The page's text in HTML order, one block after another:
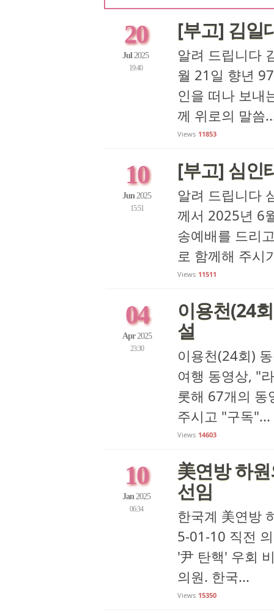
20
Jul 2025
19:40
[부고] 김일
알려 드립니다
월 21일 향년
인을 떠나 보내
께 위로의 말씀
Views 11853
10
Jun 2025
15:51
[부고] 심인
알려 드립니다
께서 2025년 6
송예배를 드리
로 함께해 주시
Views 11511
04
Apr 2025
23:30
이용천(24
설
이용천(24회)
여행 동영상, "
롯해 67개의 동
주시고 "구독"...
Views 14603
10
Jan 2025
06:34
美연방 하
선임
한국계 美연방
5-01-10 직전
'尹 탄핵' 우회
의원. 한국...
Views 15350